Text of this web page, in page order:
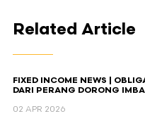
Related Article
FIXED INCOME NEWS |
DARI PERANG DORONG
02 APR 2026